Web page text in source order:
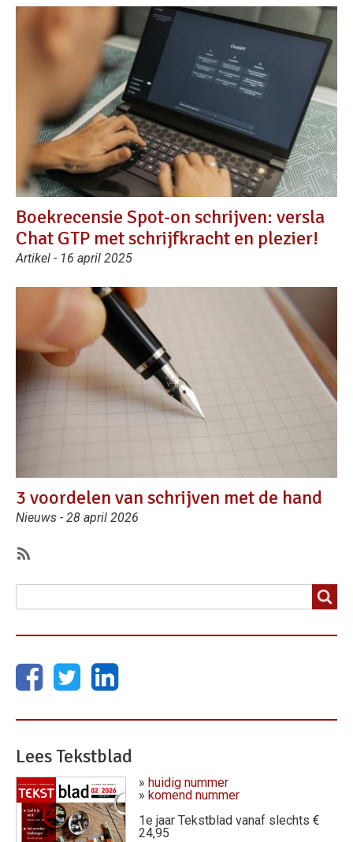
Boekrecensie Spot-on schrijven: versla
Chat GTP met schrijfkracht en plezier!
Artikel - 16 april 2025
3 voordelen van schrijven met de hand
Nieuws - 28 april 2026
Lees Tekstblad
» huidig nummer
» komend nummer
1e jaar Tekstblad vanaf slechts €
24,95